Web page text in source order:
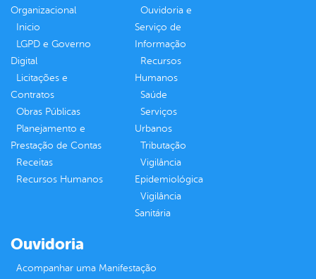
Organizacional
Inicio
LGPD e Governo
Digital
Licitações e
Contratos
Obras Públicas
Planejamento e
Prestação de Contas
Receitas
Recursos Humanos
Ouvidoria e
Serviço de
Informação
Recursos
Humanos
Saúde
Serviços
Urbanos
Tributação
Vigilância
Epidemiológica
Vigilância
Sanitária
Ouvidoria
Acompanhar uma Manifestação